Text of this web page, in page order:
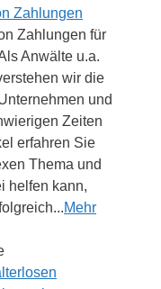
Zahlungen
Zahlungen für
Anwälte u.a.
wir die
und
Zeiten
erfahren Sie
Thema und
helfen kann,
Mehr